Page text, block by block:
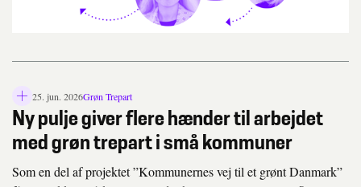
L
å
i
o
25. jun. 2026Grøn Trepart
Ny pulje giver flere hænder til arbejdet
med grøn trepart i små kommuner
Som en del af projektet ”Kommunernes vej til et grønt Danmark”